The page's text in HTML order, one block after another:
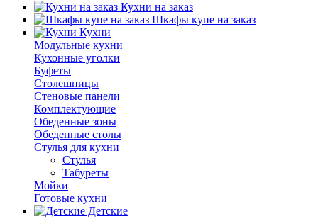
Кухни на заказ
Шкафы купе на заказ
Кухни
Модульные кухни
Кухонные уголки
Буфеты
Столешницы
Стеновые панели
Комплектующие
Обеденные зоны
Обеденные столы
Стулья для кухни
Cтулья
Табуреты
Мойки
Готовые кухни
Детские